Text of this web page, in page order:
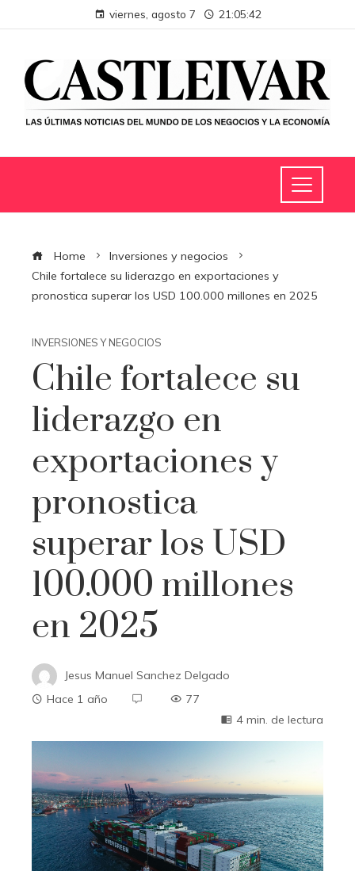
viernes, agosto 7 21:05:43
Home
Inversiones y negocios
Chile fortalece su liderazgo en exportaciones y
pronostica superar los USD 100.000 millones en 2025
INVERSIONES Y NEGOCIOS
Chile fortalece su
liderazgo en
exportaciones y
pronostica
superar los USD
100.000 millones
en 2025
Jesus Manuel Sanchez Delgado
Hace 1 año
77
4 min. de lectura